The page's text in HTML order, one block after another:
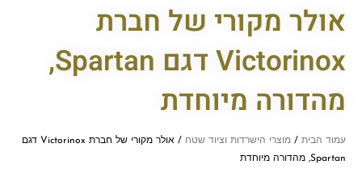
אולר מקורי של חברת
Victorinox דגם Spartan,
מהדורה מיוחדת
עמוד הבית / מוצרי הישרדות וציוד שטח
/ אולר מקורי של חברת Victorinox דגם
Spartan, מהדורה מיוחדת